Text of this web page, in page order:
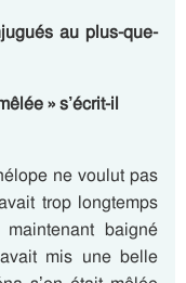
au plus-que-
» s’écrit-il
ne voulut pas
trop longtemps
baigné
mis une belle